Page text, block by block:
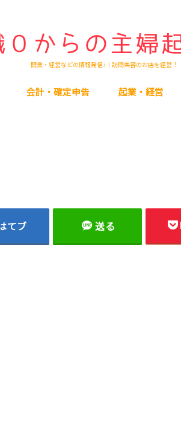
開業・経営などの情報発信♪｜訪問美容のお店を経営！
会計・確定申告 起業・経営
てブ 送る